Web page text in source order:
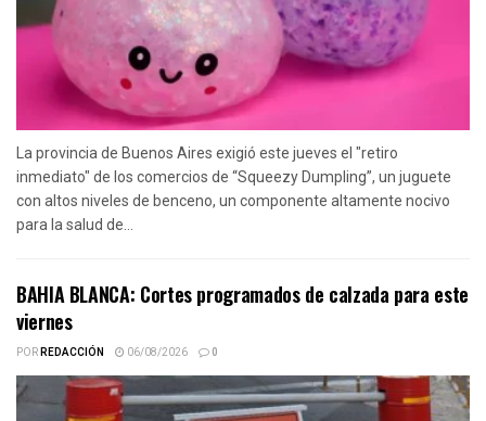
La provincia de Buenos Aires exigió este jueves el "retiro
inmediato" de los comercios de “Squeezy Dumpling”, un juguete
con altos niveles de benceno, un componente altamente nocivo
para la salud de...
BAHIA BLANCA: Cortes programados de calzada para este
viernes
PORREDACCIÓN 06/08/2026 0